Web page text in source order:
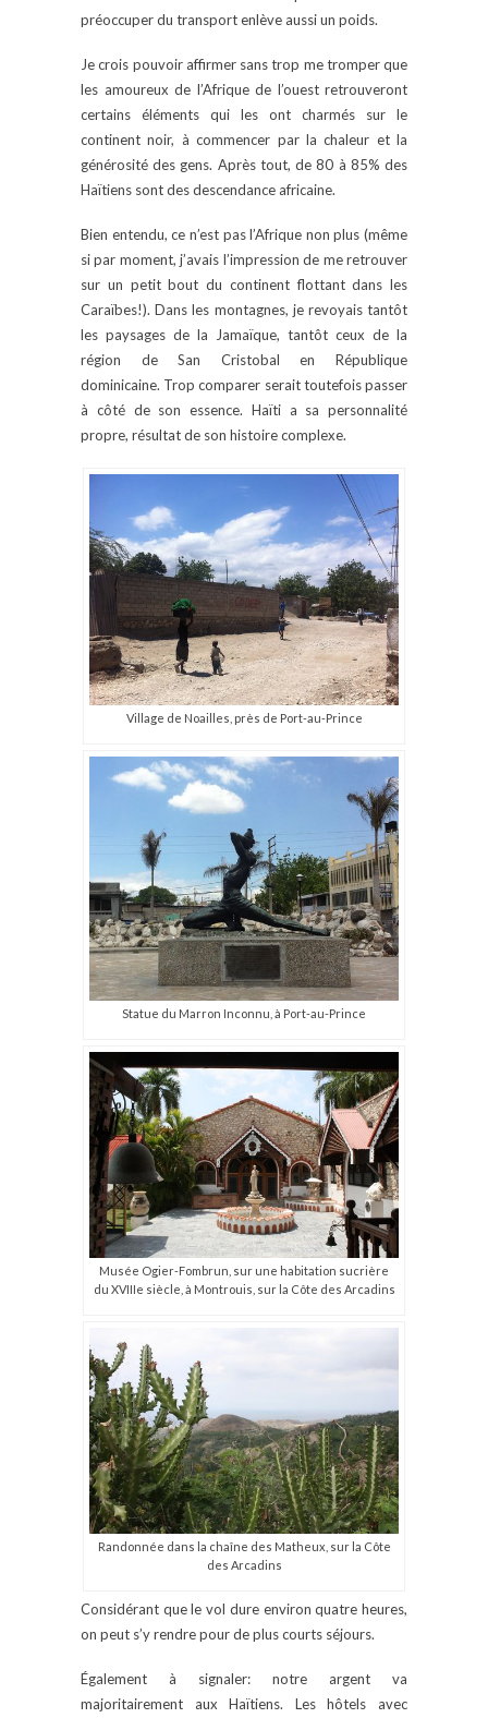
préoccuper du transport enlève aussi un poids.
Je crois pouvoir affirmer sans trop me tromper que
les amoureux de l’Afrique de l’ouest retrouveront
certains éléments qui les ont charmés sur le
continent noir, à commencer par la chaleur et la
générosité des gens. Après tout, de 80 à 85% des
Haïtiens sont des descendance africaine.
Bien entendu, ce n’est pas l’Afrique non plus (même
si par moment, j’avais l’impression de me retrouver
sur un petit bout du continent flottant dans les
Caraïbes!). Dans les montagnes, je revoyais tantôt
les paysages de la Jamaïque, tantôt ceux de la
région de San Cristobal en République
dominicaine. Trop comparer serait toutefois passer
à côté de son essence. Haïti a sa personnalité
propre, résultat de son histoire complexe.
Village de Noailles, près de Port-au-Prince
Statue du Marron Inconnu, à Port-au-Prince
Musée Ogier-Fombrun, sur une habitation sucrière
du XVIIIe siècle, à Montrouis, sur la Côte des Arcadins
Randonnée dans la chaîne des Matheux, sur la Côte
des Arcadins
Considérant que le vol dure environ quatre heures,
on peut s’y rendre pour de plus courts séjours.
Également à signaler: notre argent va
majoritairement aux Haïtiens. Les hôtels avec